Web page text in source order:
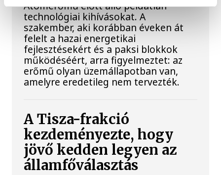
Atomerőmű előtt álló példátlan
technológiai kihívásokat. A
szakember, aki korábban éveken át
felelt a hazai energetikai
fejlesztésekért és a paksi blokkok
működéséért, arra figyelmeztet: az
erőmű olyan üzemállapotban van,
amelyre eredetileg nem tervezték.
A Tisza-frakció
kezdeményezte, hogy
jövő kedden legyen az
államfőválasztás